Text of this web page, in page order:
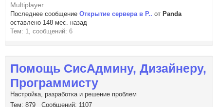
Multiplayer
Последнее сообщение Открытие сервера в Р.. от Panda
оставлено 148 мес. назад
Тем: 1, сообщений: 6
Помощь СисАдмину, Дизайнеру,
Программисту
Настройка, разработка и решение проблем
Тем: 879 Сообщений: 1107